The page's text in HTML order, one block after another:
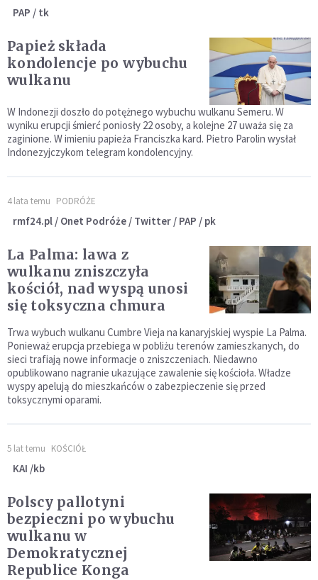
PAP / tk
Papież składa
kondolencje po wybuchu
wulkanu
W Indonezji doszło do potężnego wybuchu wulkanu Semeru. W
wyniku erupcji śmierć poniosły 22 osoby, a kolejne 27 uważa się za
zaginione. W imieniu papieża Franciszka kard. Pietro Parolin wysłał
Indonezyjczykom telegram kondolencyjny.
4 lata temu PODRÓŻE
rmf24.pl / Onet Podróże / Twitter / PAP / pk
La Palma: lawa z
wulkanu zniszczyła
kościół, nad wyspą unosi
się toksyczna chmura
Trwa wybuch wulkanu Cumbre Vieja na kanaryjskiej wyspie La Palma.
Ponieważ erupcja przebiega w pobliżu terenów zamieszkanych, do
sieci trafiają nowe informacje o zniszczeniach. Niedawno
opublikowano nagranie ukazujące zawalenie się kościoła. Władze
wyspy apelują do mieszkańców o zabezpieczenie się przed
toksycznymi oparami.
5 lat temu KOŚCIÓŁ
KAI /kb
Polscy pallotyni
bezpieczni po wybuchu
wulkanu w
Demokratycznej
Republice Konga